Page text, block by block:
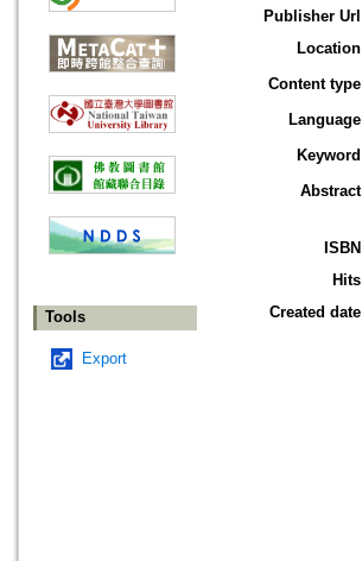
Tools
Export
Publisher Url
Location
Content type
Language
Keyword
Abstract
ISBN
Hits
Created date